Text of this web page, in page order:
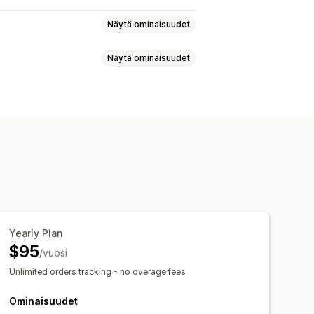
Näytä ominaisuudet
Historiallinen analyysi
Näytä ominaisuudet
Yearly Plan
$95/vuosi
Unlimited orders tracking - no overage fees
Ominaisuudet